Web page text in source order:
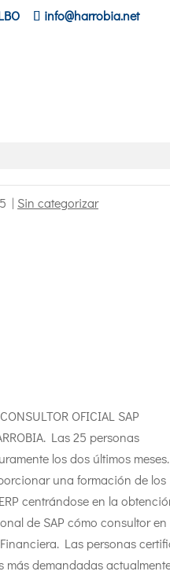
info@harrobia.net
| Sin categorizar
OFICIAL SAP
Las 25 personas
los dos últimos
una formación de los
centrándose en la
de SAP cómo consultor en
Las personas
más demandadas